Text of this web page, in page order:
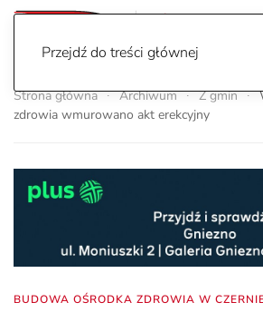
Przejdź do treści głównej
Strona główna Archiwum Z gmin
zdrowia wmurowano akt erekcyjny
BUDOWA OŚRODKA ZDROWIA W